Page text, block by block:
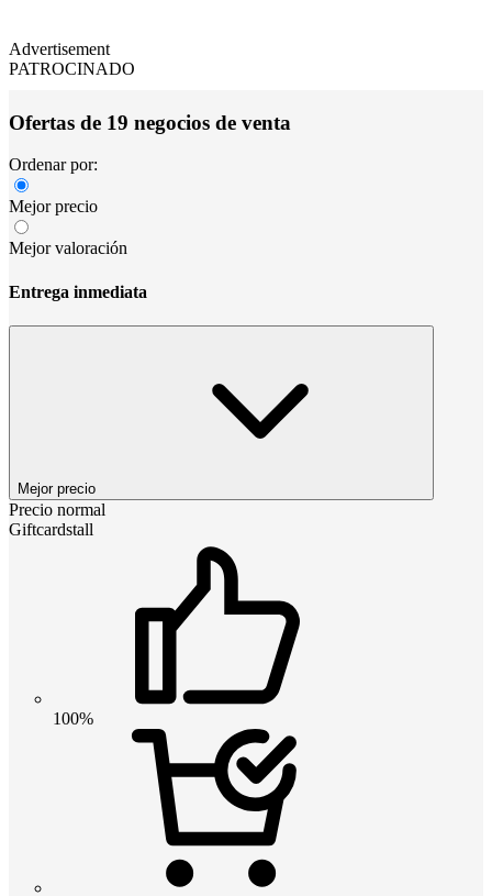
Advertisement
PATROCINADO
Ofertas de 19 negocios de venta
Ordenar por:
Mejor precio
Mejor valoración
Entrega inmediata
Mejor precio
Precio normal
Giftcardstall
100%